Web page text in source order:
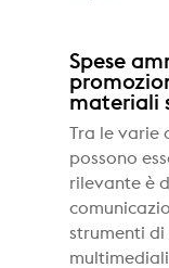
Spese
materiali
Tra le varie
possono
rilevante è
strumenti di